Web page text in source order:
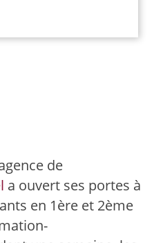
de
a ouvert ses portes à
en 1ère et 2ème